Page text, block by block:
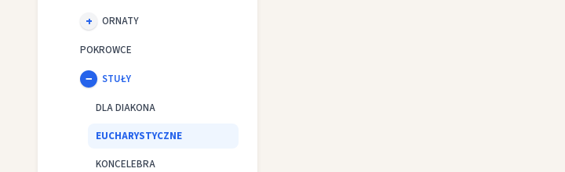
ORNATY
POKROWCE
STUŁY
DLA DIAKONA
EUCHARYSTYCZNE
KONCELEBRA